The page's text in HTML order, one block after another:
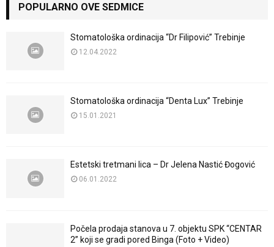
POPULARNO OVE SEDMICE
Stomatološka ordinacija “Dr Filipović” Trebinje
12.04.2022
Stomatološka ordinacija “Denta Lux” Trebinje
15.01.2021
Estetski tretmani lica – Dr Jelena Nastić Đogović
06.01.2022
Počela prodaja stanova u 7. objektu SPK “CENTAR
2” koji se gradi pored Binga (Foto + Video)